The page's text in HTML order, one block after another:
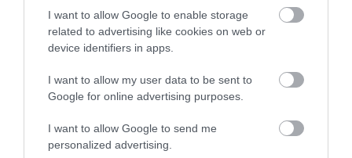
I want to allow Google to enable storage
related to advertising like cookies on web or
device identifiers in apps.
I want to allow my user data to be sent to
Google for online advertising purposes.
I want to allow Google to send me
personalized advertising.